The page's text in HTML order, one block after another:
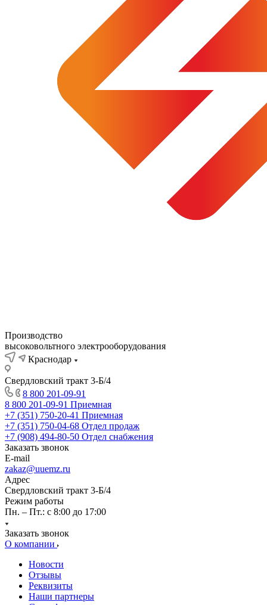
Производство
высоковольтного электрооборудования
Краснодар
Свердловский тракт 3-Б/4
8 800 201-09-91
8 800 201-09-91 Приемная
+7 (351) 750-20-41 Приемная
+7 (351) 750-04-68 Отдел продаж
+7 (908) 494-80-50 Отдел снабжения
Заказать звонок
E-mail
zakaz@uuemz.ru
Адрес
Свердловский тракт 3-Б/4
Режим работы
Пн. – Пт.: с 8:00 до 17:00
Заказать звонок
О компании
Новости
Отзывы
Реквизиты
Наши партнеры